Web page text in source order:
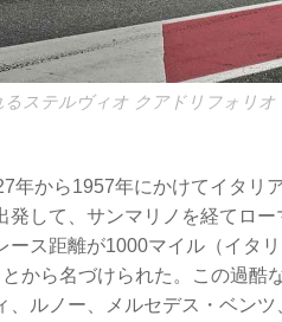
るステルヴィオ クアドリフォリ
年から1957年にかけてイタリ
発して、サンマリノを経てロ
ース距離が1000マイル（イタ
から名づけられた。この過酷
、ルノー、メルセデス・ベン